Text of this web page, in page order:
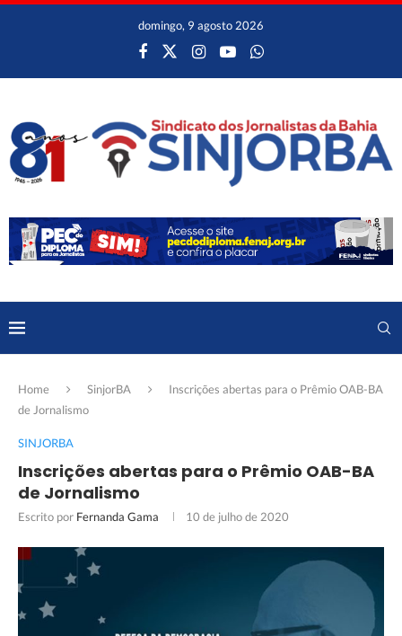
domingo, 9 agosto 2026
Home SinjorBA
Inscrições abertas para o Prêmio OAB-BA
de Jornalismo
SINJORBA
Inscrições abertas para o Prêmio OAB-BA
de Jornalismo
Escrito por Fernanda Gama 10 de julho de 2020